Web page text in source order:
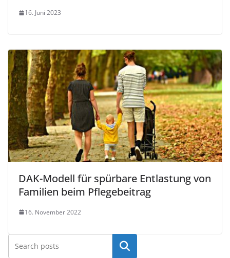
16. Juni 2023
DAK-Modell für spürbare Entlastung von
Familien beim Pflegebeitrag
16. November 2022
Suchen